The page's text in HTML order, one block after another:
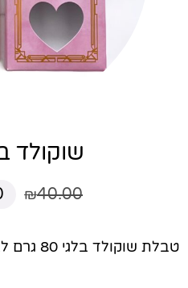
שוקולד
₪40.00
טבלת שוקולד בלגי 80 גרם לבן משובח באריזת לב ורוד